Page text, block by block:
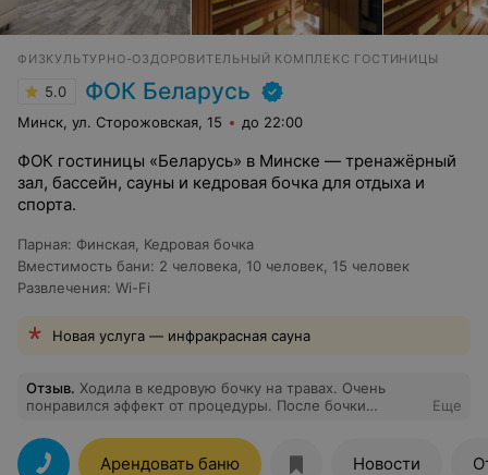
ФИЗКУЛЬТУРНО-ОЗДОРОВИТЕЛЬНЫЙ КОМПЛЕКС ГОСТИНИЦЫ
5.0 ФОК Беларусь
Минск, ул. Сторожовская, 15 до 22:00
ФОК гостиницы «Беларусь» в Минске — тренажёрный
зал, бассейн, сауны и кедровая бочка для отдыха и
спорта.
Парная: Финская Кедровая бочка
Вместимость бани: 2 человека 10 человек 15 человек
Развлечения: Wi-Fi
Новая услуга — инфракрасная сауна
Отзыв. Ходила в кедровую бочку на травах. Очень
понравился эффект от процедуры. После бочки
"остыть" и отдохнуть.
Еще
Арендовать баню Новости